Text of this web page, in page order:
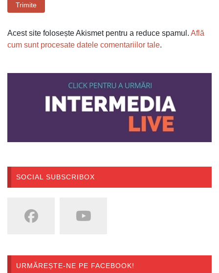
Trimite
Acest site folosește Akismet pentru a reduce spamul. Află
cum sunt procesate datele comentariilor tale.
SOCIAL SUBSCRIBOX
URMĂREȘTE-NE PE FACEBOOK!